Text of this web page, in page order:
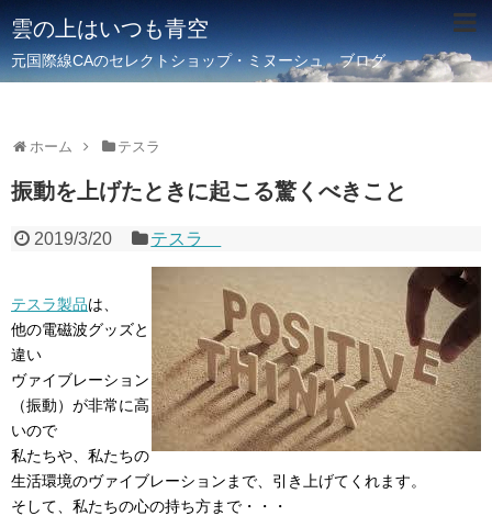
雲の上はいつも青空
元国際線CAのセレクトショップ・ミヌーシュ ブログ
ホーム テスラ
振動を上げたときに起こる驚くべきこと
2019/3/20 テスラ
テスラ製品は、
他の電磁波グッズと
違い
ヴァイブレーション
（振動）が非常に高
いので
私たちや、私たちの
生活環境のヴァイブレーションまで、引き上げてくれます。
そして、私たちの心の持ち方まで・・・